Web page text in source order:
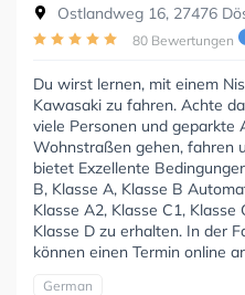
Ostlandweg 16, 27476
80 Bewertungen
Du wirst lernen, mit einem
Kawasaki zu fahren. Achte
viele Personen und geparkte
Wohnstraßen gehen, fahren
bietet Exzellente
B, Klasse A, Klasse B
Klasse A2, Klasse C1, Klasse
Klasse D zu erhalten. In der
können einen Termin online
German